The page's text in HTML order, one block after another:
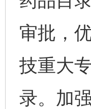
审批，
技重大
录。加